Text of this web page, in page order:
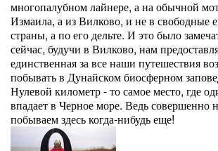
многопалубном лайнере, а на обычной
Измаила, а из Вилково, и не в свободные
страны, а по его дельте. И это было
сейчас, будучи в Вилково, нам
единственная за все наши путешествия
побывать в Дунайском биосферном
Нулевой километр - то самое место, где
впадает в Черное море. Ведь совершенно
побываем здесь когда-нибудь еще!